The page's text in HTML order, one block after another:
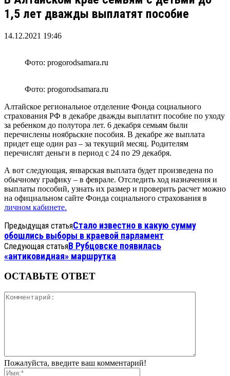
1,5 лет дважды выплатят пособие
14.12.2021 19:46
Фото: progorodsamara.ru
Фото: progorodsamara.ru
Алтайское региональное отделение Фонда социального
страхования РФ в декабре дважды выплатит пособие по уходу
за ребенком до полутора лет. 6 декабря семьям были
перечислены ноябрьские пособия. В декабре же выплата
придет еще один раз – за текущий месяц. Родителям
перечислят деньги в период с 24 по 29 декабря.
А вот следующая, январская выплата будет произведена по
обычному графику – в феврале. Отследить ход назначения и
выплаты пособий, узнать их размер и проверить расчет можно
на официальном сайте Фонда социального страхования в
личном кабинете.
Предыдущая статьяСтало известно в какую сумму
обошлись выборы в краевой парламент
Следующая статьяВ Рубцовске появилась
«антиковидная» маршрутка
ОСТАВЬТЕ ОТВЕТ
Пожалуйста, введите ваш комментарий!